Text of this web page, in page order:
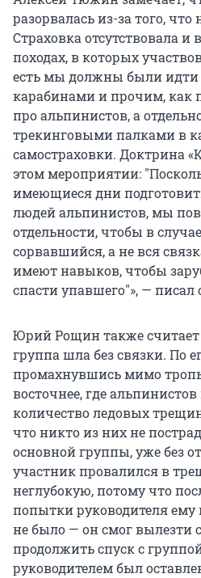
разорвалась из-за того, что
Страховка отсутствовала и
походах, в которых
есть мы должны были идти
карабинами и прочим, как
про альпинистов, а
трекинговыми палками в
самостраховки. Доктрина
этом мероприятии:
имеющиеся дни
людей альпинистов, мы
отдельности, чтобы в
сорвавшийся, а не вся
имеют навыков, чтобы
спасти упавшего"», — писал
Юрий Рощин также
группа шла без связки. По
промахнувшись мимо
восточнее, где
количество ледовых
что никто из них не
основной группы, уже без
участник провалился в
неглубокую, потому что
попытки руководителя ему
не было — он смог вылезти
продолжить спуск с
руководителем был